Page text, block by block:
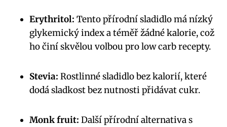
Erythritol: ​Tento přírodní sladidlo má nízký
glykemický index a téměř žádné kalorie, což
ho činí ‌skvělou volbou pro low carb recepty.
Stevia: Rostlinné ⁢sladidlo ‌bez kalorií, které
dodá ⁤sladkost⁢ bez nutnosti‍ přidávat cukr.
Monk fruit: Další přírodní alternativa⁢ s